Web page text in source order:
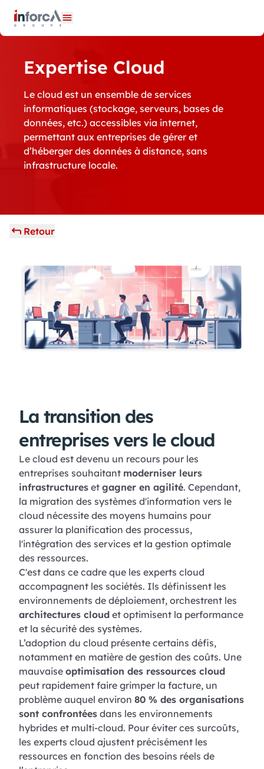
Panneau de gestion des cookies
Ouvrir le menu
Expertise Cloud
Le cloud est un ensemble de services
informatiques (stockage, serveurs, bases de
données, etc.) accessibles via internet,
permettant aux entreprises de gérer et
d’héberger des données à distance, sans
infrastructure locale.
Retour
La transition des
entreprises vers le cloud
Le cloud est devenu un recours pour les
entreprises souhaitant moderniser leurs
infrastructures et gagner en agilité. Cependant,
la migration des systèmes d'information vers le
cloud nécessite des moyens humains pour
assurer la planification des processus,
l'intégration des services et la gestion optimale
des ressources.
C'est dans ce cadre que les experts cloud
accompagnent les sociétés. Ils définissent les
environnements de déploiement, orchestrent les
architectures cloud et optimisent la performance
et la sécurité des systèmes.
L’adoption du cloud présente certains défis,
notamment en matière de gestion des coûts. Une
mauvaise optimisation des ressources cloud
peut rapidement faire grimper la facture, un
problème auquel environ 80 % des organisations
sont confrontées dans les environnements
hybrides et multi-cloud. Pour éviter ces surcoûts,
les experts cloud ajustent précisément les
ressources en fonction des besoins réels de